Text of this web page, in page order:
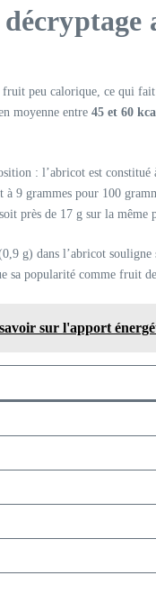
peu calorique, ce qui
moyenne entre 45 et 60
: l’abricot est
à 9 grammes pour 100
près de 17 g sur la
g) dans l’abricot
sa popularité comme fruit
sur l'apport